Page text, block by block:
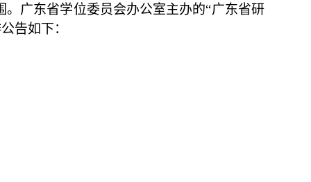
广东省学位委员会办公室主办的“广东省研
告如下：